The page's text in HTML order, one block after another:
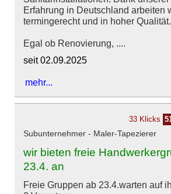
Erfahrung in Deutschland arbeiten
termingerecht und in hoher Qualität.
Egal ob Renovierung, ....
seit 02.09.2025
mehr...
33 Klicks
Subunternehmer - Maler-Tapezierer
wir bieten freie
23.4. an
Freie Gruppen ab 23.4.warten auf